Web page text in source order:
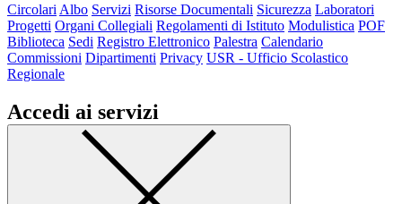
Circolari Albo Servizi Risorse Documentali Sicurezza Laboratori
Progetti Organi Collegiali Regolamenti di Istituto Modulistica POF
Biblioteca Sedi Registro Elettronico Palestra Calendario
Commissioni Dipartimenti Privacy USR - Ufficio Scolastico
Regionale
Accedi ai servizi